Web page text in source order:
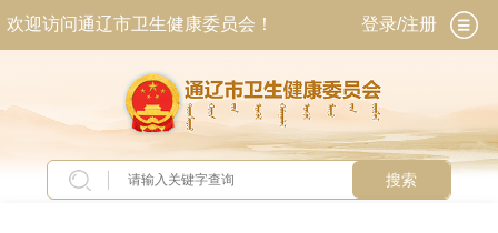
欢迎访问通辽市卫生健康委员会！ 登录/注册
搜索